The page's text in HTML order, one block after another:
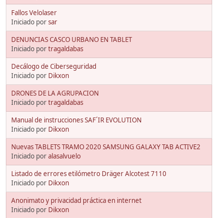
Fallos Velolaser
Iniciado porsar
DENUNCIAS CASCO URBANO EN TABLET
Iniciado portragaldabas
Decálogo de Ciberseguridad
Iniciado por Dikxon
DRONES DE LA AGRUPACION
Iniciado portragaldabas
Manual de instrucciones SAF´IR EVOLUTION
Iniciado por Dikxon
Nuevas TABLETS TRAMO 2020 SAMSUNG GALAXY TAB ACTIVE2
Iniciado poralasalvuelo
Listado de errores etilómetro Dräger Alcotest 7110
Iniciado por Dikxon
Anonimato y privacidad práctica en internet
Iniciado por Dikxon